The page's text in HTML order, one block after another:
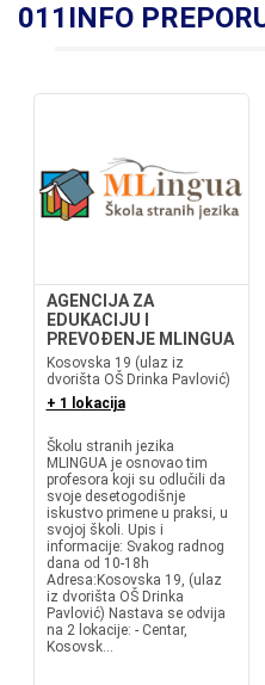
011INFO
AGENCIJA ZA
EDUKACIJU I
PREVOĐENJE MLINGUA
Kosovska 19 (ulaz iz
dvorišta OŠ Drinka Pavlović)
+ 1 lokacija
Školu stranih jezika
MLINGUA je osnovao tim
profesora koji su odlučili da
svoje desetogodišnje
iskustvo primene u praksi, u
svojoj školi. Upis i
informacije: Svakog radnog
dana od 10-18h
Adresa:Kosovska 19, (ulaz
iz dvorišta OŠ Drinka
Pavlović) Nastava se odvija
na 2 lokacije: - Centar,
Kosovsk...